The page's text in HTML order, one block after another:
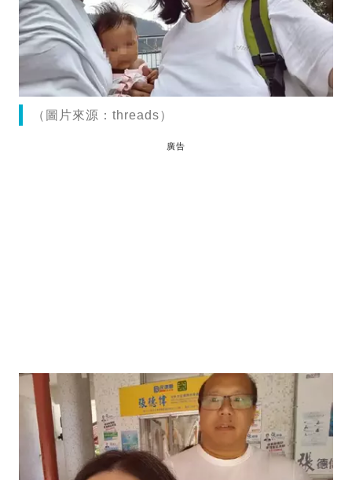
（圖片來源：threads）
廣告